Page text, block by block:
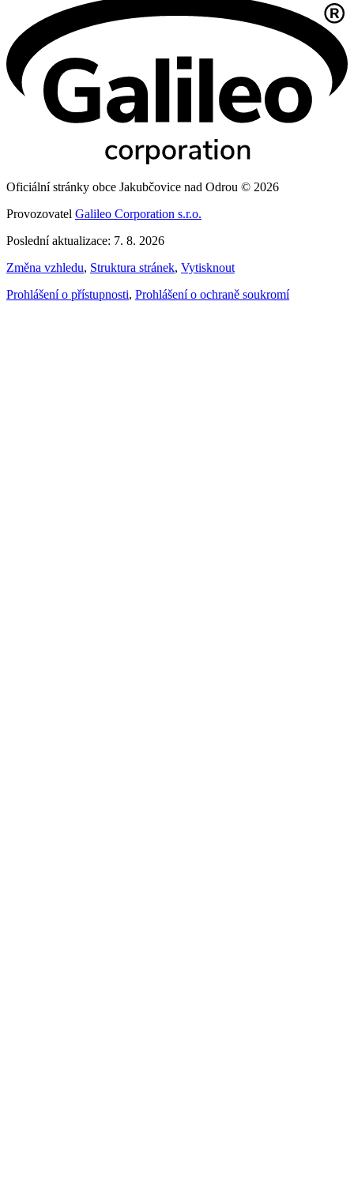
Oficiální stránky obce Jakubčovice nad Odrou © 2026
Provozovatel Galileo Corporation s.r.o.
Poslední aktualizace: 7. 8. 2026
Změna vzhledu, Struktura stránek, Vytisknout
Prohlášení o přístupnosti, Prohlášení o ochraně soukromí